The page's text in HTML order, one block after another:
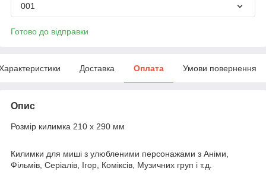
001
Готово до відправки
Доставка Оплата Умови повернення
Опис
Розмір килимка 210 х 290 мм
Килимки для миші з улюбленими персонажами з Аніми,
Фільмів, Серіалів, Ігор, Коміксів, Музичних груп і т.д.